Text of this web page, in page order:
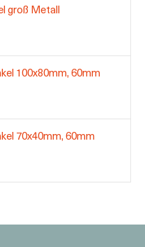
groß Metall
100x80mm, 60mm
70x40mm, 60mm